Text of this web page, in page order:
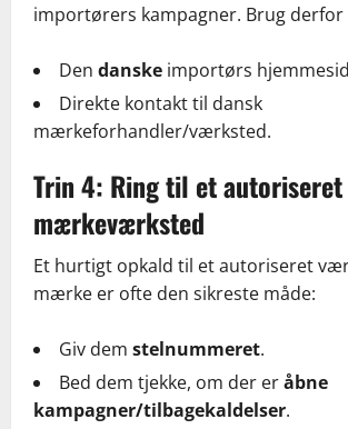
importørers kampagner. Brug derfor
Den danske importørs
Direkte kontakt til dansk
mærkeforhandler/værksted.
Trin 4: Ring til et autoriseret
mærkeværksted
Et hurtigt opkald til et autoriseret
mærke er ofte den sikreste måde:
Giv dem stelnummeret.
Bed dem tjekke, om der eråbne
kampagner/tilbagekaldelser.